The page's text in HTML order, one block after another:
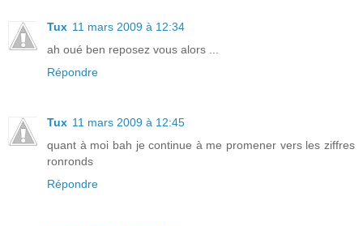
Tux 11 mars 2009 à 12:34
ah oué ben reposez vous alors ...
Répondre
Tux 11 mars 2009 à 12:45
quant à moi bah je continue à me promener vers les ziffres
ronronds
Répondre